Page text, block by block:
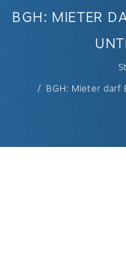
BGH: MIETER
BGH: Mieter